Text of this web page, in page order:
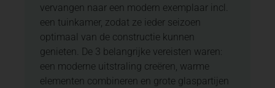
vervangen naar een modern exemplaar incl.
een tuinkamer, zodat ze ieder seizoen
optimaal van de constructie kunnen
genieten. De 3 belangrijke vereisten waren:
een moderne uitstraling creëren, warme
elementen combineren en grote glaspartijen